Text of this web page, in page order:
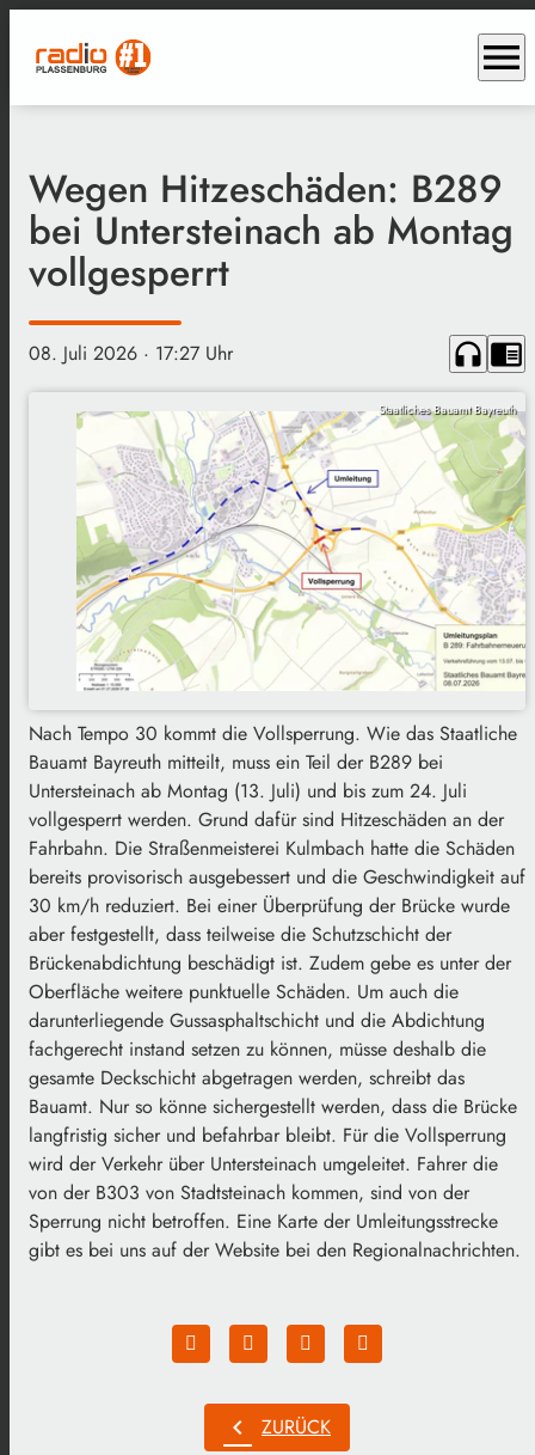
menu
Wegen Hitzeschäden: B289
bei Untersteinach ab Montag
vollgesperrt
08. Juli 2026 · 17:27 Uhr headphones chrome_reader_mode
Staatliches Bauamt Bayreuth
Nach Tempo 30 kommt die Vollsperrung. Wie das Staatliche
Bauamt Bayreuth mitteilt, muss ein Teil der B289 bei
Untersteinach ab Montag (13. Juli) und bis zum 24. Juli
vollgesperrt werden. Grund dafür sind Hitzeschäden an der
Fahrbahn. Die Straßenmeisterei Kulmbach hatte die Schäden
bereits provisorisch ausgebessert und die Geschwindigkeit auf
30 km/h reduziert. Bei einer Überprüfung der Brücke wurde
aber festgestellt, dass teilweise die Schutzschicht der
Brückenabdichtung beschädigt ist. Zudem gebe es unter der
Oberfläche weitere punktuelle Schäden. Um auch die
darunterliegende Gussasphaltschicht und die Abdichtung
fachgerecht instand setzen zu können, müsse deshalb die
gesamte Deckschicht abgetragen werden, schreibt das
Bauamt. Nur so könne sichergestellt werden, dass die Brücke
langfristig sicher und befahrbar bleibt. Für die Vollsperrung
wird der Verkehr über Untersteinach umgeleitet. Fahrer die
von der B303 von Stadtsteinach kommen, sind von der
Sperrung nicht betroffen. Eine Karte der Umleitungsstrecke
gibt es bei uns auf der Website bei den Regionalnachrichten.
chevron_left ZURÜCK